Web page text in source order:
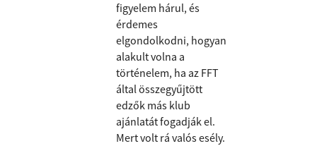
figyelem hárul, és
érdemes
elgondolkodni, hogyan
alakult volna a
történelem, ha az FFT
által összegyűjtött
edzők más klub
ajánlatát fogadják el.
Mert volt rá valós esély.